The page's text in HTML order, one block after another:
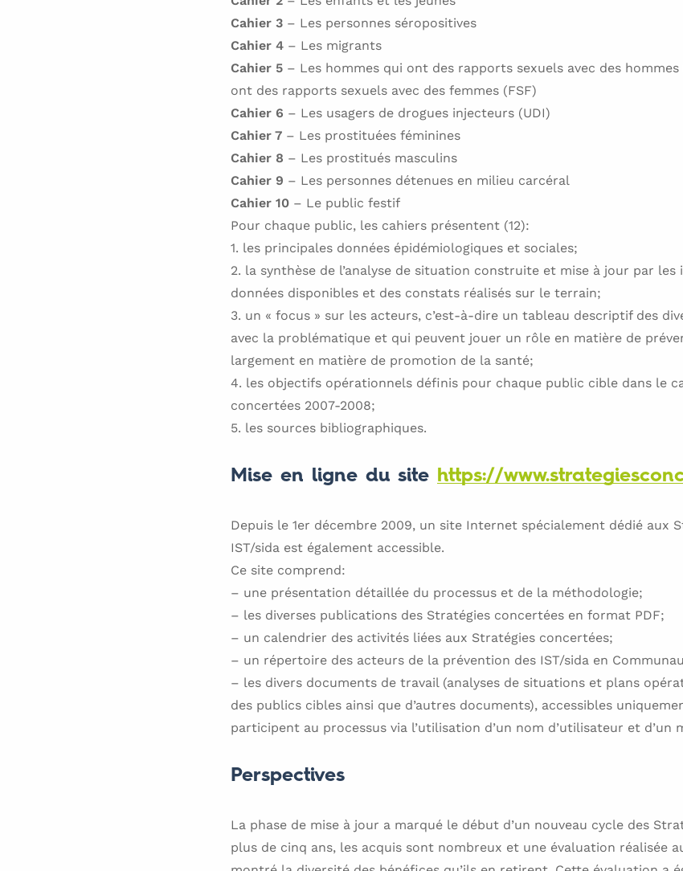
Cahier 3 – Les personnes séropositives
Cahier 4 – Les migrants
Cahier 5 – Les hommes qui ont des rapports sexuels avec des
ont des rapports sexuels avec des femmes (FSF)
Cahier 6 – Les usagers de drogues injecteurs (UDI)
Cahier 7 – Les prostituées féminines
Cahier 8 – Les prostitués masculins
Cahier 9 – Les personnes détenues en milieu carcéral
Cahier 10 – Le public festif
Pour chaque public, les cahiers présentent (12):
1. les principales données épidémiologiques et sociales;
2. la synthèse de l’analyse de situation construite et mise à jour par
données disponibles et des constats réalisés sur le terrain;
3. un « focus » sur les acteurs, c’est-à-dire un tableau descriptif des
avec la problématique et qui peuvent jouer un rôle en matière de
largement en matière de promotion de la santé;
4. les objectifs opérationnels définis pour chaque public cible dans le
concertées 2007-2008;
5. les sources bibliographiques.
Mise en ligne du site https://
Depuis le 1er décembre 2009, un site Internet spécialement dédié aux
IST/sida est également accessible.
Ce site comprend:
– une présentation détaillée du processus et de la méthodologie;
– les diverses publications des Stratégies concertées en format PDF;
– un calendrier des activités liées aux Stratégies concertées;
– un répertoire des acteurs de la prévention des IST/sida en
– les divers documents de travail (analyses de situations et plans
des publics cibles ainsi que d’autres documents), accessibles
participent au processus via l’utilisation d’un nom d’utilisateur et d’un
Perspectives
La phase de mise à jour a marqué le début d’un nouveau cycle des
plus de cinq ans, les acquis sont nombreux et une évaluation réalisée